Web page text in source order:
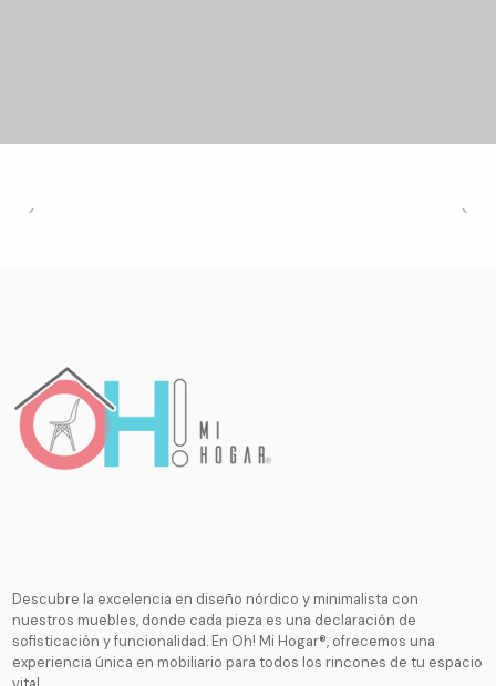
Descubre la excelencia en diseño nórdico y minimalista con
nuestros muebles, donde cada pieza es una declaración de
sofisticación y funcionalidad. En Oh! Mi Hogar®, ofrecemos una
experiencia única en mobiliario para todos los rincones de tu espacio